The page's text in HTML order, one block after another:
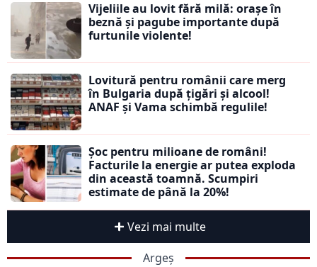
Vijeliile au lovit fără milă: orașe în
beznă și pagube importante după
furtunile violente!
Lovitură pentru românii care merg
în Bulgaria după țigări și alcool!
ANAF și Vama schimbă regulile!
Șoc pentru milioane de români!
Facturile la energie ar putea exploda
din această toamnă. Scumpiri
estimate de până la 20%!
Vezi mai multe
Argeș